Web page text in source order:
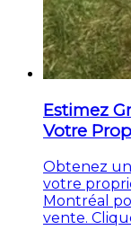
Estimez
Votre
Obtenez
votre
Montréal
vente.